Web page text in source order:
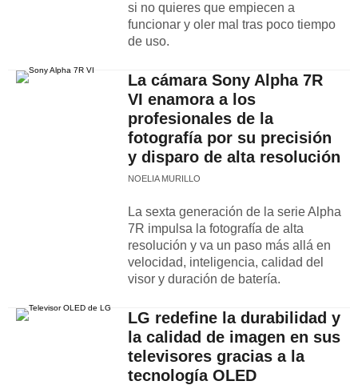
si no quieres que empiecen a
funcionar y oler mal tras poco tiempo
de uso.
La cámara Sony Alpha 7R
VI enamora a los
profesionales de la
fotografía por su precisión
y disparo de alta resolución
NOELIA MURILLO
La sexta generación de la serie Alpha
7R impulsa la fotografía de alta
resolución y va un paso más allá en
velocidad, inteligencia, calidad del
visor y duración de batería.
LG redefine la durabilidad y
la calidad de imagen en sus
televisores gracias a la
tecnología OLED